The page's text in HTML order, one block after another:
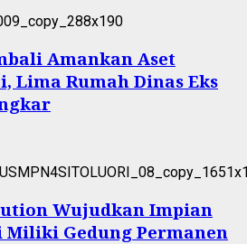
Amankan Aset
Lima Rumah Dinas Eks
Wujudkan Impian
Miliki Gedung Permanen